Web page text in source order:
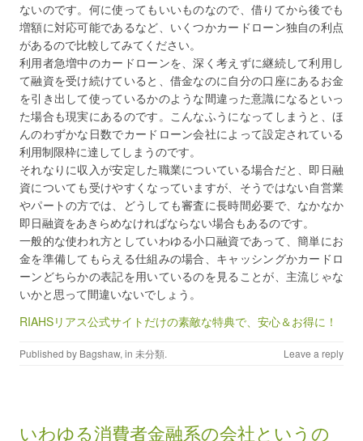
ないのです。何に使ってもいいものなので、借りてから後でも
増額に対応可能であるなど、いくつかカードローン独自の利点
があるので比較してみてください。
利用者急増中のカードローンを、深く考えずに継続して利用し
て融資を受け続けていると、借金なのに自分の口座にあるお金
を引き出して使っているかのような間違った意識になるといっ
た場合も現実にあるのです。こんなふうになってしまうと、ほ
んのわずかな日数でカードローン会社によって設定されている
利用制限枠に達してしまうのです。
それなりに収入が安定した職業についている場合だと、即日融
資についても受けやすくなっていますが、そうではない自営業
やパートの方では、どうしても審査に長時間必要で、なかなか
即日融資をあきらめなければならない場合もあるのです。
一般的な使われ方としていわゆる小口融資であって、簡単にお
金を準備してもらえる仕組みの場合、キャッシングかカードロ
ーンどちらかの表記を用いているのを見ることが、主流じゃな
いかと思って間違いないでしょう。
RIAHSリアス公式サイトだけの素敵な特典で、安心＆お得に！
Published by Bagshaw, in 未分類. Leave a reply
いわゆる消費者金融系の会社というの